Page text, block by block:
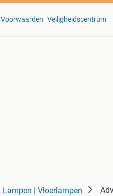
Voorwaarden Veiligheidscentrum
Lampen | Vloerlampen